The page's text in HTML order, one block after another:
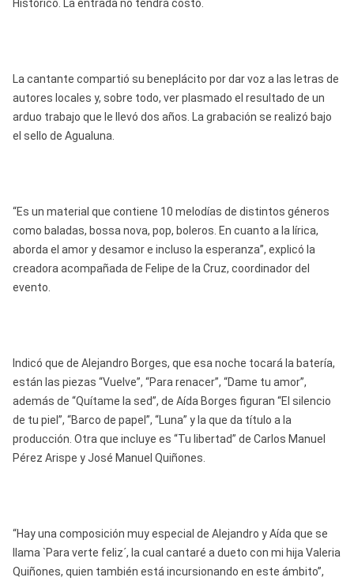
Histórico. La entrada no tendrá costo.
La cantante compartió su beneplácito por dar voz a las letras de
autores locales y, sobre todo, ver plasmado el resultado de un
arduo trabajo que le llevó dos años. La grabación se realizó bajo
el sello de Agualuna.
“Es un material que contiene 10 melodías de distintos géneros
como baladas, bossa nova, pop, boleros. En cuanto a la lírica,
aborda el amor y desamor e incluso la esperanza”, explicó la
creadora acompañada de Felipe de la Cruz, coordinador del
evento.
Indicó que de Alejandro Borges, que esa noche tocará la batería,
están las piezas “Vuelve”, “Para renacer”, “Dame tu amor”,
además de “Quítame la sed”, de Aída Borges figuran “El silencio
de tu piel”, “Barco de papel”, “Luna” y la que da título a la
producción. Otra que incluye es “Tu libertad” de Carlos Manuel
Pérez Arispe y José Manuel Quiñones.
“Hay una composición muy especial de Alejandro y Aída que se
llama `Para verte feliz´, la cual cantaré a dueto con mi hija Valeria
Quiñones, quien también está incursionando en este ámbito”,